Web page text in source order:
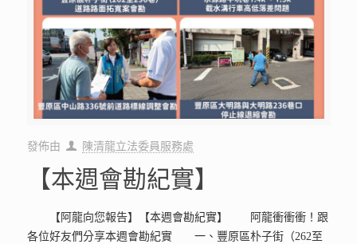
發佈由 陳清龍立法委員服務處
【本週會勘紀實】
【阿龍向您報告】【本週會勘紀實】 阿龍衝衝衝！跟
各位好友們分享本週會勘紀實 一、豐原區朴子街（262至